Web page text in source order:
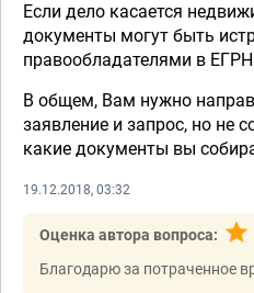
Если дело касается
документы могут быть
правообладателями в
В общем, Вам нужно
заявление и запрос, но не
какие документы вы
19.12.2018, 03:32
Оценка автора вопроса:
Благодарю за потраченное